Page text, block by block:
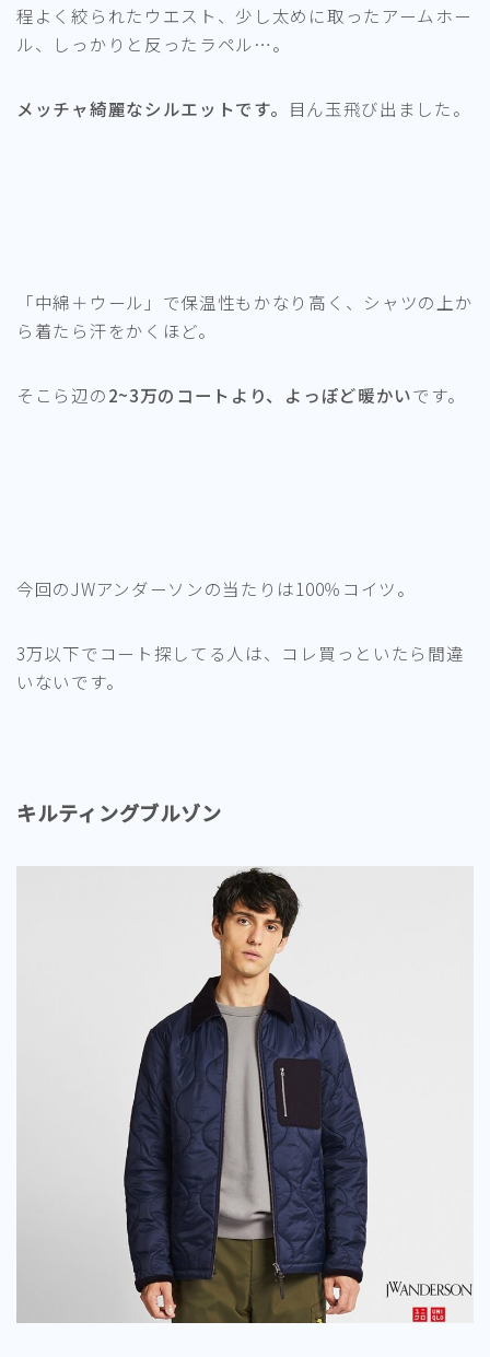
程よく絞られたウエスト、少し太めに取ったアームホー
ル、しっかりと反ったラペル…。
メッチャ綺麗なシルエットです。 目ん玉飛び出ました。
「中綿＋ウール」で保温性もかなり高く、シャツの上か
ら着たら汗をかくほど。
そこら辺の2~3万のコートより、よっぽど暖かいです。
今回のJWアンダーソンの当たりは100％コイツ。
3万以下でコート探してる人は、コレ買っといたら間違
いないです。
キルティングブルゾン